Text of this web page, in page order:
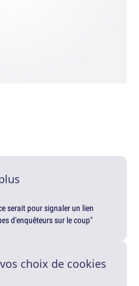
serait pour signaler un lien
d'enquêteurs sur le coup"
choix de cookies